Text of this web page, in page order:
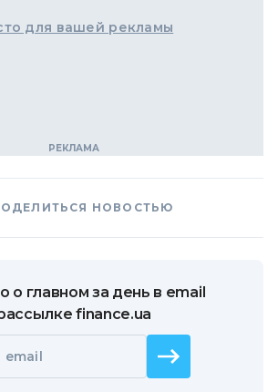
для вашей рекламы
НОВОСТЬЮ
о главном за день в email
finance.ua
email